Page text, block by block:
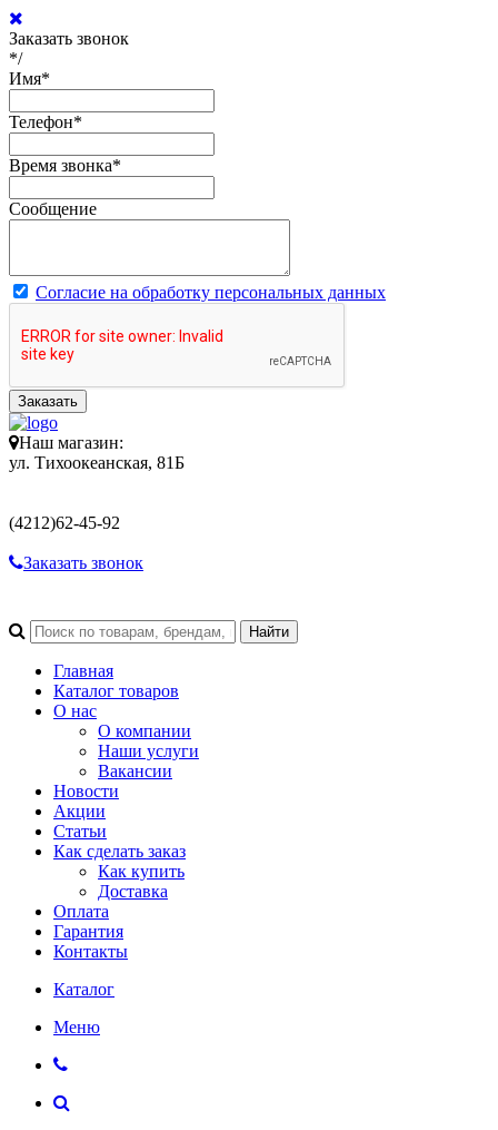
Заказать звонок
*/
Имя*
Телефон*
Время звонка*
Сообщение
Согласие на обработку персональных данных
Заказать
Наш магазин:
ул. Тихоокеанская, 81Б
(4212)62-45-92
Заказать звонок
Главная
Каталог товаров
О нас
О компании
Наши услуги
Вакансии
Новости
Акции
Статьи
Как сделать заказ
Как купить
Доставка
Оплата
Гарантия
Контакты
Каталог
Меню